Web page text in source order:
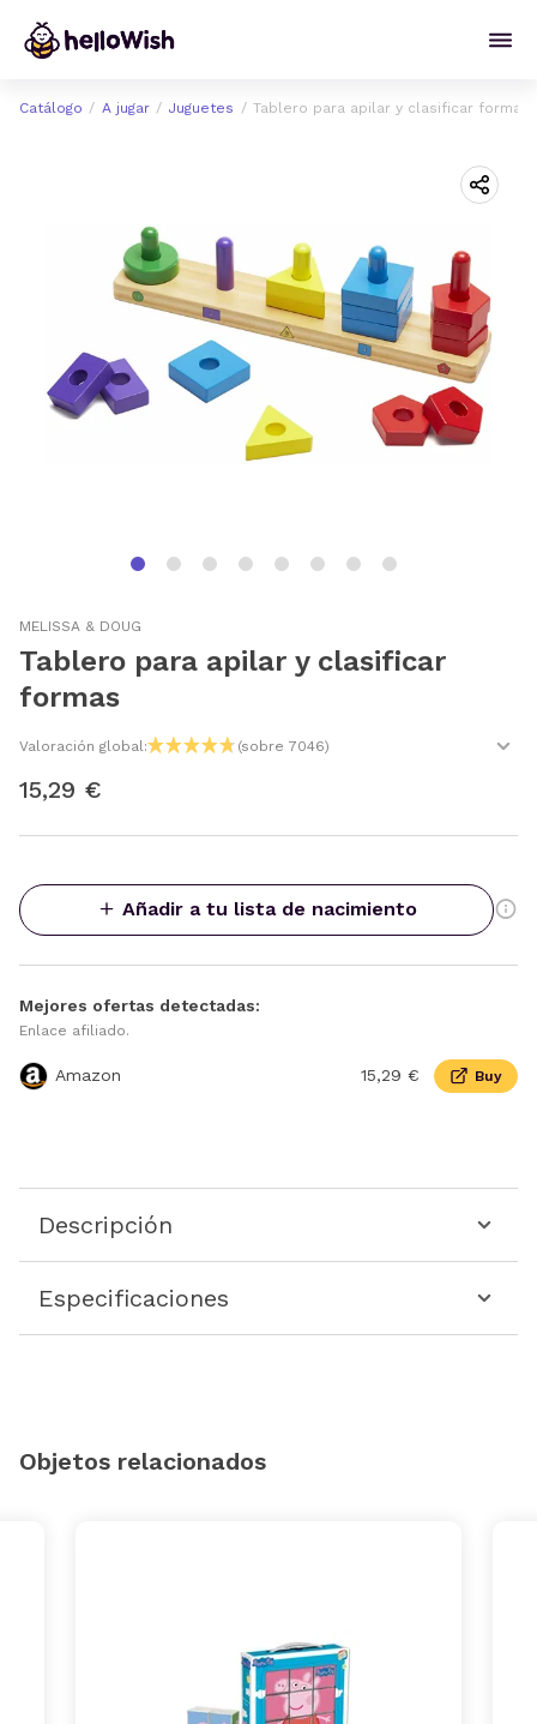
Catálogo A jugar Juguetes Tablero para apilar y clasificar formas
MELISSA & DOUG
Tablero para apilar y clasificar
formas
Valoración global: (sobre 7046)
15,29 €
Añadir a tu lista de nacimiento
Mejores ofertas detectadas:
Enlace afiliado.
Amazon 15,29 € Buy
Descripción
Especificaciones
Objetos relacionados